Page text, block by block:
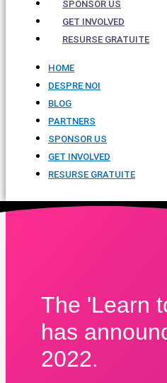
SPONSOR US
GET INVOLVED
RESURSE GRATUITE
HOME
DESPRE NOI
BLOG
PARTNERS
SPONSOR US
GET INVOLVED
RESURSE GRATUITE
The 'Learn
has
2022.